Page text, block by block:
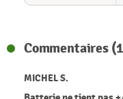
Commentaires
MICHEL S.